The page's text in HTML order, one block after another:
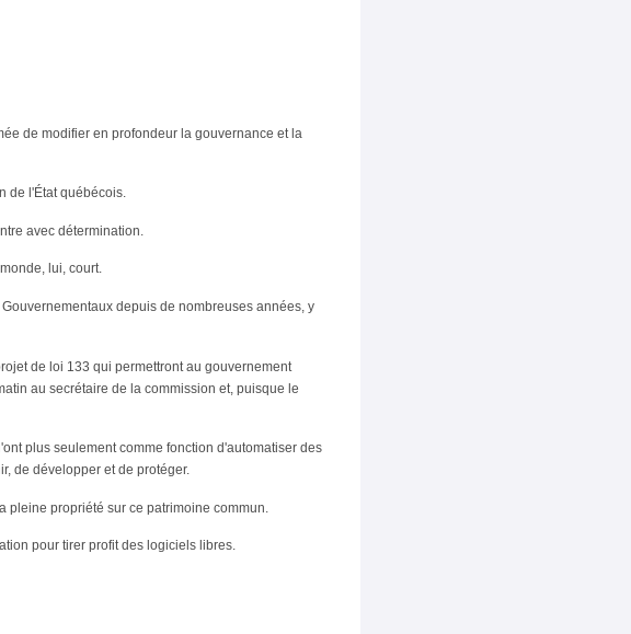
de modifier en profondeur la gouvernance et la
de l'État québécois.
avec détermination.
lui, court.
depuis de nombreuses années, y
de loi 133 qui permettront au gouvernement
au secrétaire de la commission et, puisque le
plus seulement comme fonction d'automatiser des
de développer et de protéger.
propriété sur ce patrimoine commun.
pour tirer profit des logiciels libres.